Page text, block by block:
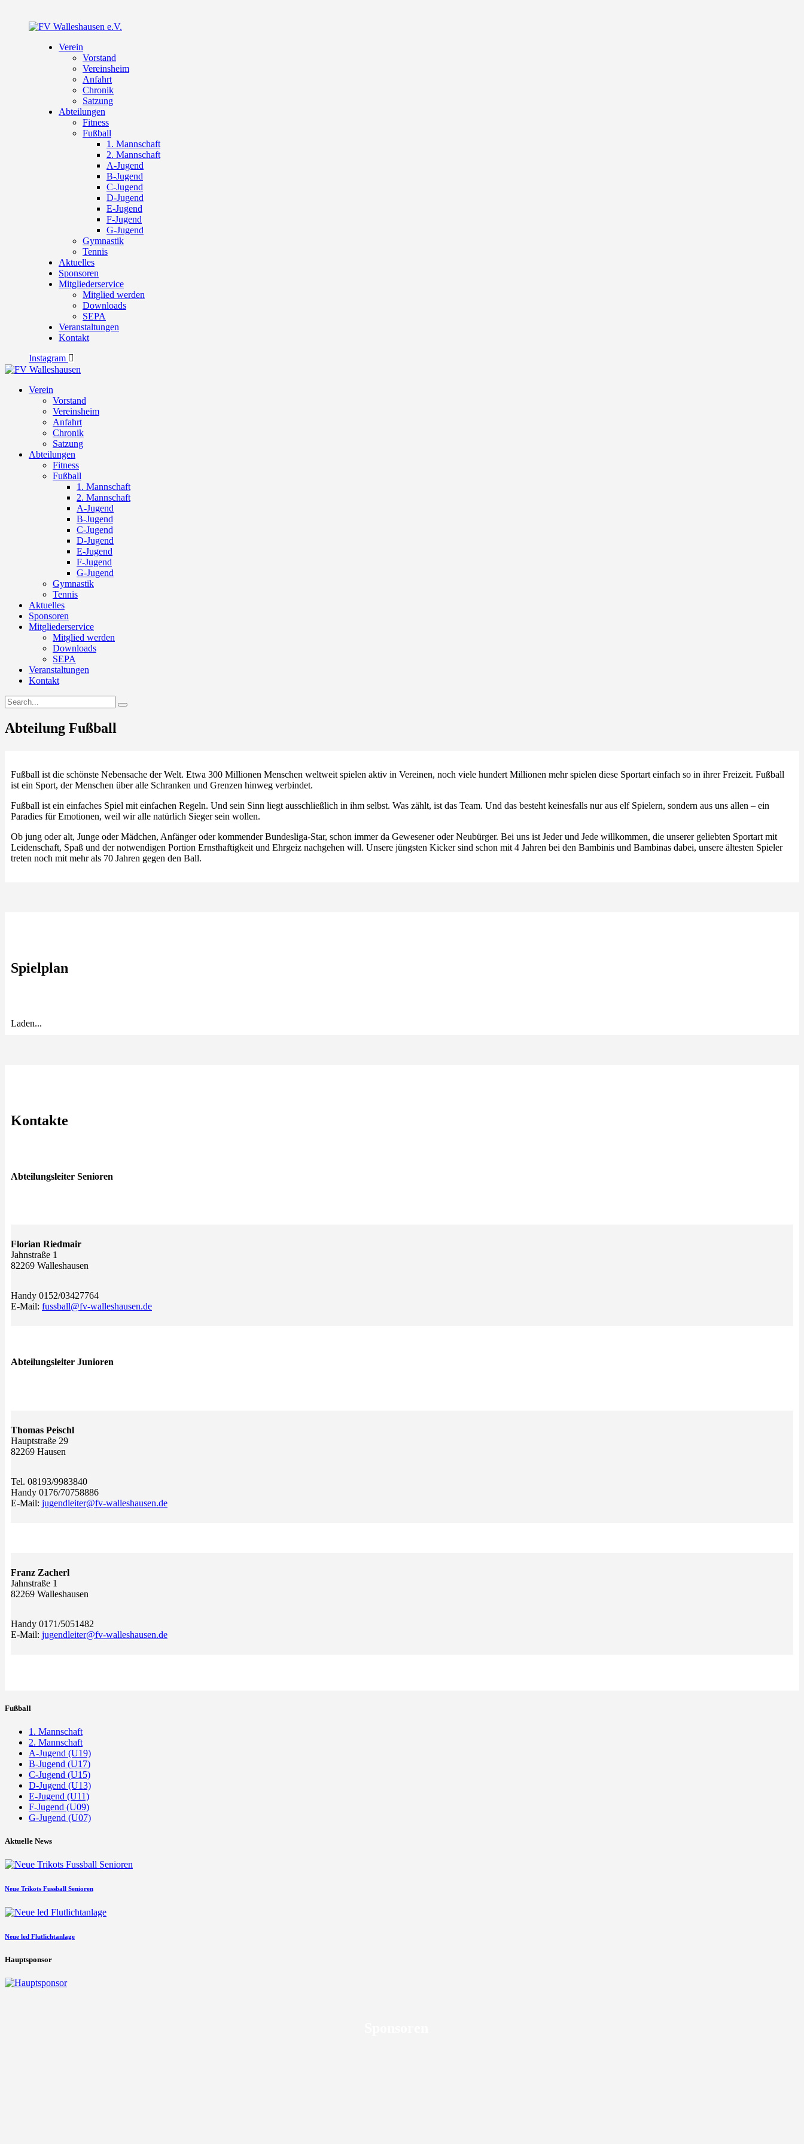
Verein
Vorstand
Vereinsheim
Anfahrt
Chronik
Satzung
Abteilungen
Fitness
Fußball
1. Mannschaft
2. Mannschaft
A-Jugend
B-Jugend
C-Jugend
D-Jugend
E-Jugend
F-Jugend
G-Jugend
Gymnastik
Tennis
Aktuelles
Sponsoren
Mitgliederservice
Mitglied werden
Downloads
SEPA
Veranstaltungen
Kontakt
Instagram
Verein
Vorstand
Vereinsheim
Anfahrt
Chronik
Satzung
Abteilungen
Fitness
Fußball
1. Mannschaft
2. Mannschaft
A-Jugend
B-Jugend
C-Jugend
D-Jugend
E-Jugend
F-Jugend
G-Jugend
Gymnastik
Tennis
Aktuelles
Sponsoren
Mitgliederservice
Mitglied werden
Downloads
SEPA
Veranstaltungen
Kontakt
Abteilung Fußball
Fußball ist die schönste Nebensache der Welt. Etwa 300 Millionen Menschen weltweit spielen aktiv in Vereinen, noch viele hundert Millionen mehr spielen diese Sportart einfach so in ihrer Freizeit. Fußball
ist ein Sport, der Menschen über alle Schranken und Grenzen hinweg verbindet.
Fußball ist ein einfaches Spiel mit einfachen Regeln. Und sein Sinn liegt ausschließlich in ihm selbst. Was zählt, ist das Team. Und das besteht keinesfalls nur aus elf Spielern, sondern aus uns allen – ein
Paradies für Emotionen, weil wir alle natürlich Sieger sein wollen.
Ob jung oder alt, Junge oder Mädchen, Anfänger oder kommender Bundesliga-Star, schon immer da Gewesener oder Neubürger. Bei uns ist Jeder und Jede willkommen, die unserer geliebten Sportart mit
Leidenschaft, Spaß und der notwendigen Portion Ernsthaftigkeit und Ehrgeiz nachgehen will. Unsere jüngsten Kicker sind schon mit 4 Jahren bei den Bambinis und Bambinas dabei, unsere ältesten Spieler
treten noch mit mehr als 70 Jahren gegen den Ball.
Spielplan
Laden...
Kontakte
Abteilungsleiter Senioren
Florian Riedmair
Jahnstraße 1
82269 Walleshausen
Handy 0152/03427764
E-Mail: fussball@fv-walleshausen.de
Abteilungsleiter Junioren
Thomas Peischl
Hauptstraße 29
82269 Hausen
Tel. 08193/9983840
Handy 0176/70758886
E-Mail: jugendleiter@fv-walleshausen.de
Franz Zacherl
Jahnstraße 1
82269 Walleshausen
Handy 0171/5051482
E-Mail: jugendleiter@fv-walleshausen.de
Fußball
1. Mannschaft
2. Mannschaft
A-Jugend (U19)
B-Jugend (U17)
C-Jugend (U15)
D-Jugend (U13)
E-Jugend (U11)
F-Jugend (U09)
G-Jugend (U07)
Aktuelle News
Neue Trikots Fussball Senioren
Neue led Flutlichtanlage
Hauptsponsor